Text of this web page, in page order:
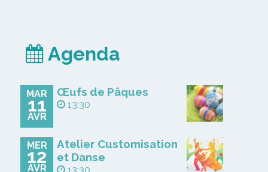
Agenda
MAR
11
AVR
Œufs de Pâques
13:30
MER
12
AVR
Atelier Customisation
et Danse
13:30